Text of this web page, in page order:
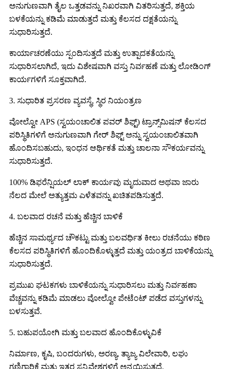
ಅನುಗುಣವಾಗಿ ತೈಲ ಒತ್ತಡವನ್ನು ನಿಖರವಾಗಿ ವಿತರಿಸುತ್ತದೆ, ಶಕ್ತಿಯ
ಬಳಕೆಯನ್ನು ಕಡಿಮೆ ಮಾಡುತ್ತದೆ ಮತ್ತು ಕೆಲಸದ ದಕ್ಷತೆಯನ್ನು
ಸುಧಾರಿಸುತ್ತದೆ.
ಕಾರ್ಯಾಚರಣೆಯು ಸ್ಪಂದಿಸುತ್ತದೆ ಮತ್ತು ಉತ್ಪಾದಕತೆಯನ್ನು
ಸುಧಾರಿಸಲಾಗಿದೆ, ಇದು ವಿಶೇಷವಾಗಿ ವಸ್ತು ನಿರ್ವಹಣೆ ಮತ್ತು ಲೋಡಿಂಗ್
ಕಾರ್ಯಗಳಿಗೆ ಸೂಕ್ತವಾಗಿದೆ.
3. ಸುಧಾರಿತ ಪ್ರಸರಣ ವ್ಯವಸ್ಥೆ, ಸ್ಥಿರ ನಿಯಂತ್ರಣ
ವೋಲ್ವೋ APS (ಸ್ವಯಂಚಾಲಿತ ಪವರ್ ಶಿಫ್ಟ್) ಟ್ರಾನ್ಸ್‌ಮಿಷನ್ ಕೆಲಸದ
ಪರಿಸ್ಥಿತಿಗಳಿಗೆ ಅನುಗುಣವಾಗಿ ಗೇರ್ ಶಿಫ್ಟ್ ಅನ್ನು ಸ್ವಯಂಚಾಲಿತವಾಗಿ
ಹೊಂದಿಸಬಹುದು, ಇಂಧನ ಆರ್ಥಿಕತೆ ಮತ್ತು ಚಾಲನಾ ಸೌಕರ್ಯವನ್ನು
ಸುಧಾರಿಸುತ್ತದೆ.
100% ಡಿಫರೆನ್ಷಿಯಲ್ ಲಾಕ್ ಕಾರ್ಯವು ಮೃದುವಾದ ಅಥವಾ ಜಾರು
ನೆಲದ ಮೇಲೆ ಅತ್ಯುತ್ತಮ ಎಳೆತವನ್ನು ಖಚಿತಪಡಿಸುತ್ತದೆ.
4. ಬಲವಾದ ರಚನೆ ಮತ್ತು ಹೆಚ್ಚಿನ ಬಾಳಿಕೆ
ಹೆಚ್ಚಿನ ಸಾಮರ್ಥ್ಯದ ಚೌಕಟ್ಟು ಮತ್ತು ಬಲವರ್ಧಿತ ಕೀಲು ರಚನೆಯು ಕಠಿಣ
ಕೆಲಸದ ಪರಿಸ್ಥಿತಿಗಳಿಗೆ ಹೊಂದಿಕೊಳ್ಳುತ್ತದೆ ಮತ್ತು ಯಂತ್ರದ ಬಾಳಿಕೆಯನ್ನು
ಸುಧಾರಿಸುತ್ತದೆ.
ಪ್ರಮುಖ ಘಟಕಗಳು ಬಾಳಿಕೆಯನ್ನು ಸುಧಾರಿಸಲು ಮತ್ತು ನಿರ್ವಹಣಾ
ವೆಚ್ಚವನ್ನು ಕಡಿಮೆ ಮಾಡಲು ವೋಲ್ವೋ ಪೇಟೆಂಟ್ ಪಡೆದ ವಸ್ತುಗಳನ್ನು
ಬಳಸುತ್ತವೆ.
5. ಬಹುಪಯೋಗಿ ಮತ್ತು ಬಲವಾದ ಹೊಂದಿಕೊಳ್ಳುವಿಕೆ
ನಿರ್ಮಾಣ, ಕೃಷಿ, ಬಂದರುಗಳು, ಅರಣ್ಯ, ತ್ಯಾಜ್ಯ ವಿಲೇವಾರಿ, ಲಘು
ಗಣಿಗಾರಿಕೆ ಮತ್ತು ಇತರ ಸನ್ನಿವೇಶಗಳಿಗೆ ಅನ್ವಯಿಸುತ್ತದೆ.